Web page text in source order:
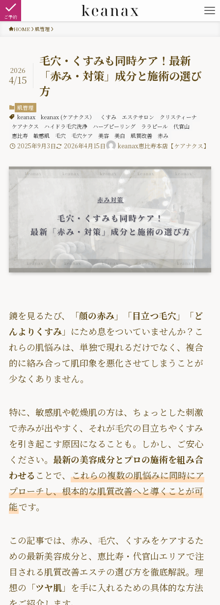
ご予約
HOME 肌管理
毛穴・くすみも同時ケア！最新
「赤み・対策」成分と施術の選び
方
2026
4/15
肌管理
keanax
keanax (ケアナクス） くすみ エステサロン
クリスティーナ
ケアナクス
ハイドラ毛穴洗浄 ハーブピーリング ララピール
代官山
恵比寿
敏感肌 毛穴 毛穴ケア 美容 美白 肌質改善 赤み
2025年9月3日 2026年4月15日 keanax恵比寿本店【ケアナクス】
鏡を見るたび、「顔の赤み」「目立つ毛穴」「ど
んよりくすみ 」にため息をついていませんか？こ
れらの肌悩みは、単独で現れるだけでなく、複合
的に絡み合って肌印象を悪化させてしまうことが
少なくありません。
特に、敏感肌や乾燥肌の方は、ちょっとした刺激
で赤みが出やすく、それが毛穴の目立ちやくすみ
を引き起こす原因になることも。しかし、ご安心
ください。 最新の美容成分とプロの施術を組み合
わせる ことで、 これらの複数の肌悩みに同時にア
プローチし、根本的な肌質改善へと導くことが可
能です。
この記事では、赤み、毛穴、くすみをケアするた
めの最新美容成分と、恵比寿・代官山エリアで注
目される肌質改善エステの選び方を徹底解説。理
想の「ツヤ肌」を手に入れるための具体的な方法